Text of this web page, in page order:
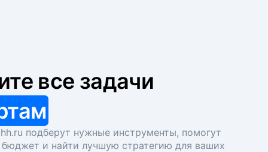
все задачи
подберут нужные инструменты, помогут
бюджет и найти лучшую стратегию для ваших